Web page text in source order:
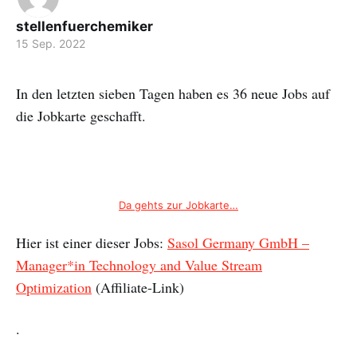
stellenfuerchemiker
15 Sep. 2022
In den letzten sieben Tagen haben es 36 neue Jobs auf
die Jobkarte geschafft.
Da gehts zur Jobkarte…
Hier ist einer dieser Jobs: Sasol Germany GmbH –
Manager*in Technology and Value Stream
Optimization (Affiliate-Link)
.